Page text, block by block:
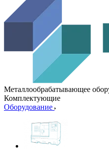
Металлообрабатывающее
Комплектующие
Оборудование